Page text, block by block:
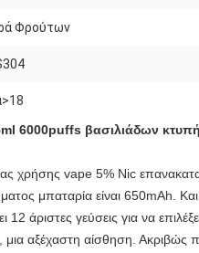
Φρούτων
6000puffs βασιλιάδων
χρήσης vape 5% Nic
μπαταρία είναι 650mAh.
12 άριστες γεύσεις για να
αξέχαστη αίσθηση. Ακριβώς